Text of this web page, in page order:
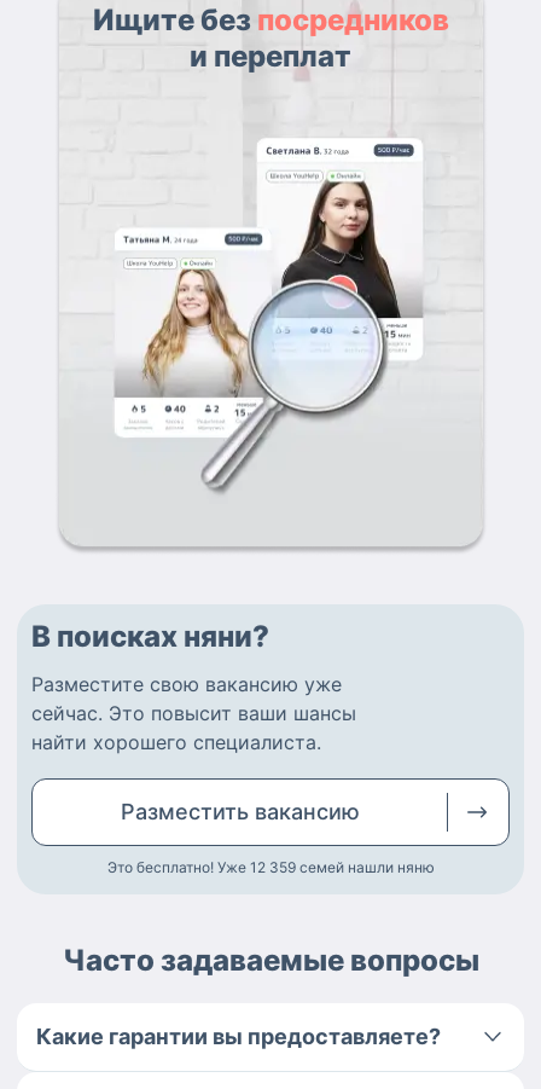
Ищите без посредников
и переплат
В поисках няни?
Разместите свою вакансию уже
сейчас. Это повысит ваши шансы
найти хорошего специалиста.
Разместить вакансию
Это бесплатно! Уже 12 359 семей нашли няню
Часто задаваемые вопросы
Какие гарантии вы предоставляете?